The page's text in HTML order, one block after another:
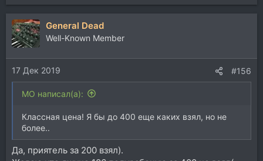
General Dead
Well-Known Member
17 Дек 2019 #156
MO написал(а):
Классная цена! Я бы до 400 еще каких взял, но не
более..
Да, приятель за 200 взял).